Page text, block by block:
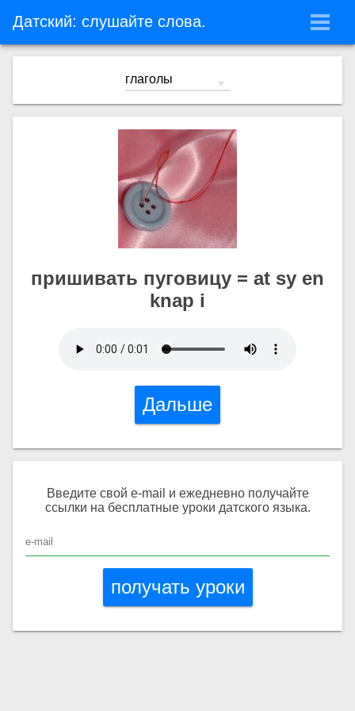
Датский: слушайте слова.
пришивать пуговицу = at sy en
knap i
Дальше
Введите свой e-mail и ежедневно получайте
ссылки на бесплатные уроки датского языка.
получать уроки
Угадайте слово
Соберите фразу
Отменить